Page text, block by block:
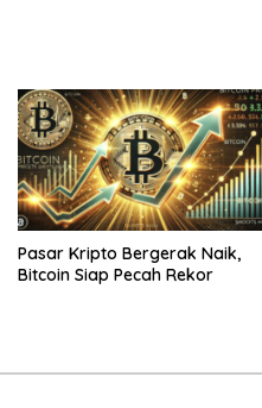
Pasar Kripto Bergerak Naik,
Bitcoin Siap Pecah Rekor